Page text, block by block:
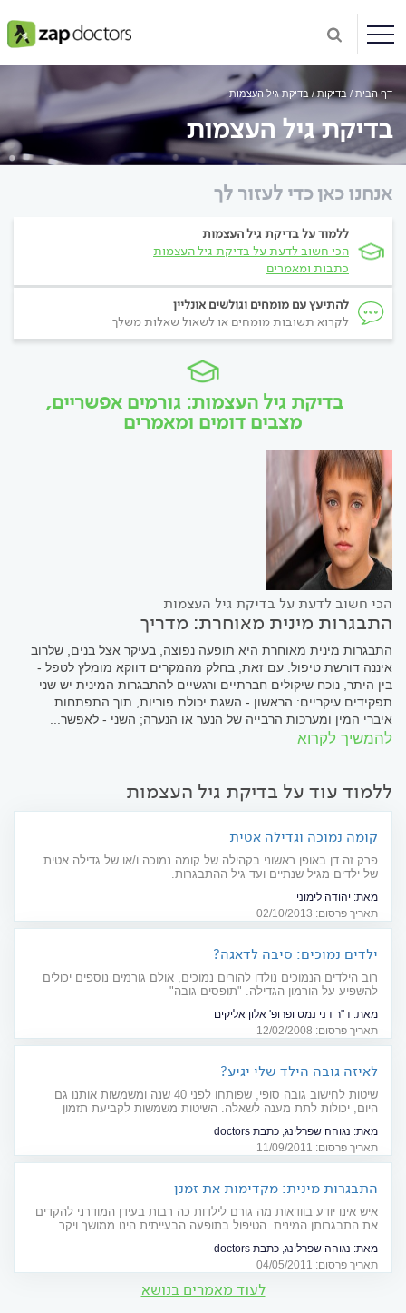
דף הבית בדיקות בדיקת גיל העצמות
בדיקת גיל העצמות
אנחנו כאן כדי לעזור לך
ללמוד על בדיקת גיל העצמות
הכי חשוב לדעת על בדיקת גיל העצמות
כתבות ומאמרים
להתיעץ עם מומחים וגולשים אונליין
לקרוא תשובות מומחים או לשאול שאלות משלך
בדיקת גיל העצמות: גורמים אפשריים,
מצבים דומים ומאמרים
הכי חשוב לדעת על בדיקת גיל העצמות
התבגרות מינית מאוחרת: מדריך
התבגרות מינית מאוחרת היא תופעה נפוצה, בעיקר אצל בנים, שלרוב
איננה דורשת טיפול. עם זאת, בחלק מהמקרים דווקא מומלץ לטפל -
בין היתר, נוכח שיקולים חברתיים ורגשיים להתבגרות המינית יש שני
תפקידים עיקריים: הראשון - השגת יכולת פוריות, תוך התפתחות
איברי המין ומערכות הרבייה של הנער או הנערה; השני - לאפשר...
להמשיך לקרוא
ללמוד עוד על בדיקת גיל העצמות
קומה נמוכה וגדילה אטית
פרק זה דן באופן ראשוני בקהילה של קומה נמוכה ו/או של גדילה אטית
של ילדים מגיל שנתיים ועד גיל ההתבגרות.
מאת: יהודה לימוני
תאריך פרסום: 02/10/2013
ילדים נמוכים: סיבה לדאגה?
רוב הילדים הנמוכים נולדו להורים נמוכים, אולם גורמים נוספים יכולים
להשפיע על הורמון הגדילה. "תופסים גובה"
מאת: ד"ר דני נמט ופרופ' אלון אליקים
תאריך פרסום: 12/02/2008
לאיזה גובה הילד שלי יגיע?
שיטות לחישוב גובה סופי, שפותחו לפני 40 שנה ומשמשות אותנו גם
היום, יכולות לתת מענה לשאלה. השיטות משמשות לקביעת תזמון
מאת: נגוהה שפרלינג, כתבת doctors
תאריך פרסום: 11/09/2011
התבגרות מינית: מקדימות את זמנן
איש אינו יודע בוודאות מה גורם לילדות כה רבות בעידן המודרני להקדים
את התבגרותן המינית. הטיפול בתופעה הבעייתית הינו ממושך ויקר
מאת: נגוהה שפרלינג, כתבת doctors
תאריך פרסום: 04/05/2011
לעוד מאמרים בנושא